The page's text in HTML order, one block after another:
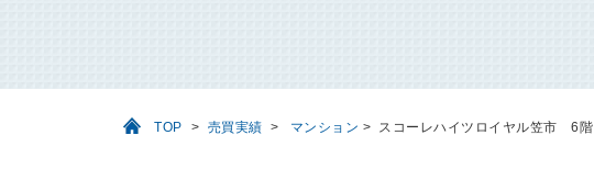
TOP > 売買実績 > マンション > スコーレハイツロイヤル笠市 6階